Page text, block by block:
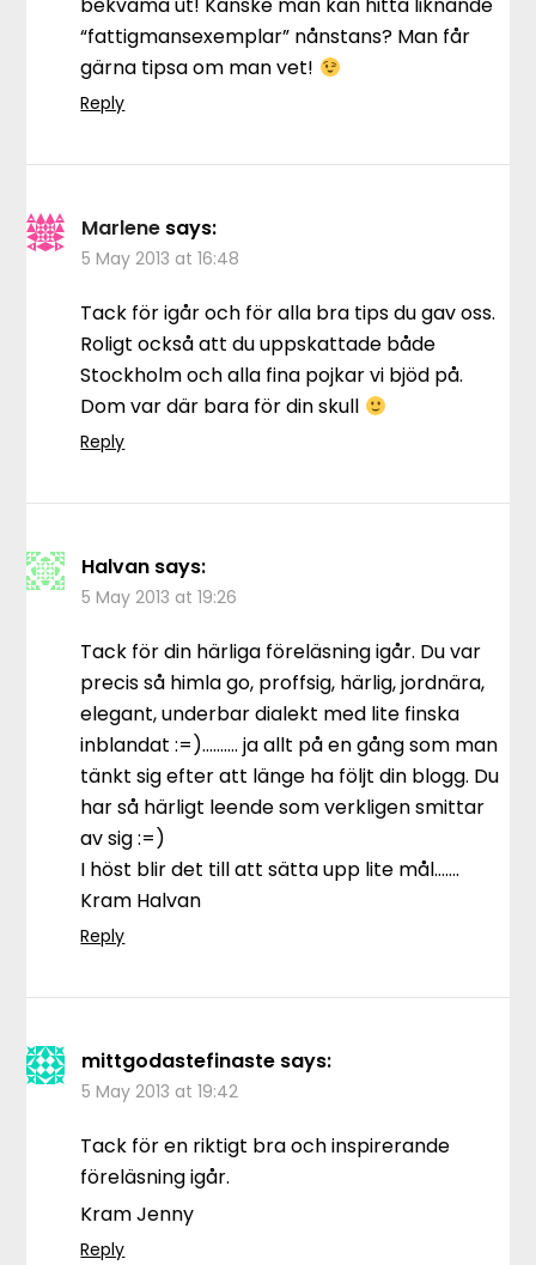
“fattigmansexemplar” nånstans? Man får
gärna tipsa om man vet!
Reply
Marlene says:
5 May 2013 at 16:48
Tack för igår och för alla bra tips du gav oss.
Roligt också att du uppskattade både
Stockholm och alla fina pojkar vi bjöd på.
Dom var där bara för din skull
Reply
Halvan says:
5 May 2013 at 19:26
Tack för din härliga föreläsning igår. Du var
precis så himla go, proffsig, härlig, jordnära,
elegant, underbar dialekt med lite finska
inblandat :=)………. ja allt på en gång som man
tänkt sig efter att länge ha följt din blogg. Du
har så härligt leende som verkligen smittar
av sig :=)
I höst blir det till att sätta upp lite mål…….
Kram Halvan
Reply
mittgodastefinaste says:
5 May 2013 at 19:42
Tack för en riktigt bra och inspirerande
föreläsning igår.
Kram Jenny
Reply